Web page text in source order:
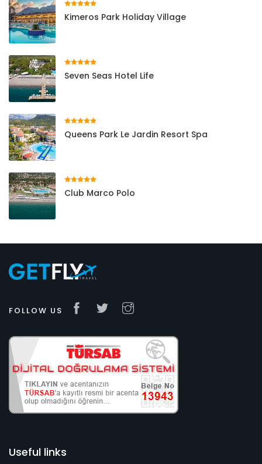
Kimeros Park Holiday Village
Seven Seas Hotel Life
Queens Park Le Jardin Resort Spa
Club Marco Polo
FOLLOW US
Useful links